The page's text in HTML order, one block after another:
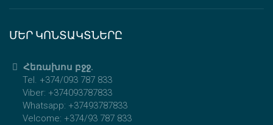
ՄԵՐ ԿՈՆՏԱԿՏՆԵՐԸ
Հեռախոս բջջ.
Tel. +374/093 787 833
Viber: +374093787833
Whatsapp: +37493787833
Velcome: +374/93 787 833